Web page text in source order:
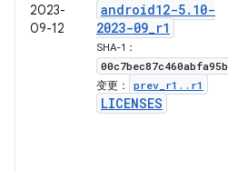
2023-
09-12
android12-5. 10-
2023-09_r1
SHA-1：
00c7bec87c460abfa95b
变更： prev r1 . . r1
LICENSES